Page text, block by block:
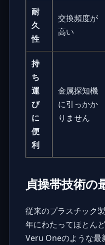
耐
久
性
交換頻度が
高い
持
ち
運
び
に
便
利
金属探知機
に引っかか
りません
貞操帯技術の
従来のプラスチック
年にわたってほとん
Veru Oneのような最